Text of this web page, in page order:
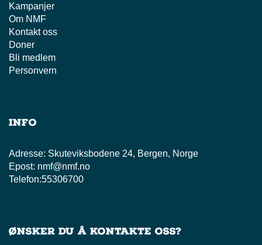
Kampanjer
Om NMF
Kontakt oss
Doner
Bli medlem
Personvern
Info
Adresse: Skuteviksbodene 24, Bergen, Norge
Epost: nmf@nmf.no
Telefon:55306700
Ønsker du å kontakte oss?